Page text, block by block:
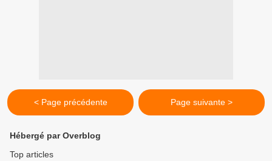
< Page précédente Page suivante >
Hébergé par Overblog
Top articles